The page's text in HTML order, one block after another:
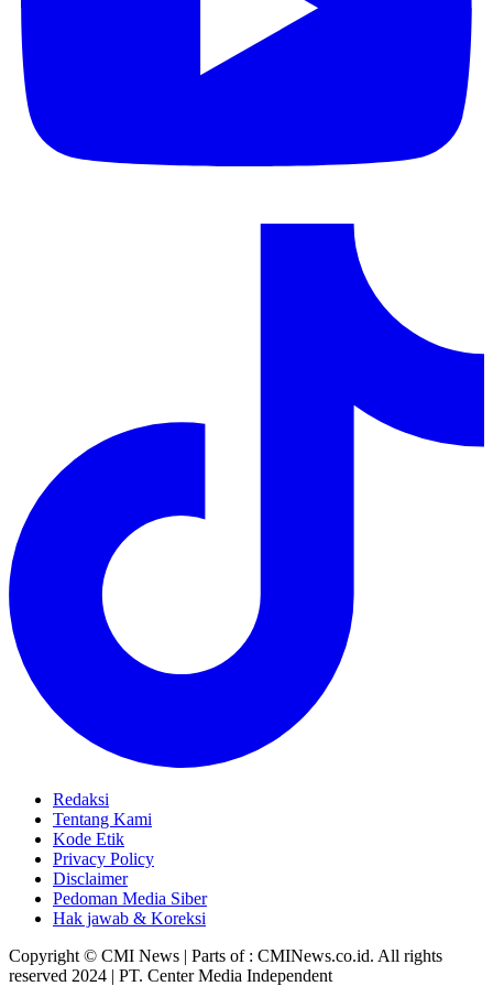
Redaksi
Tentang Kami
Kode Etik
Privacy Policy
Disclaimer
Pedoman Media Siber
Hak jawab & Koreksi
Copyright © CMI News | Parts of : CMINews.co.id. All rights
reserved 2024 | PT. Center Media Independent